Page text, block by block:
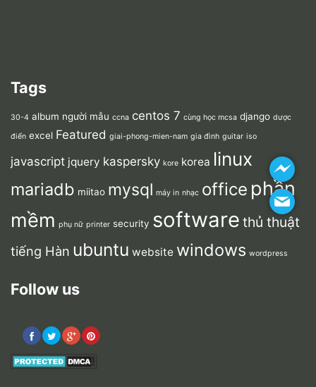
Tags
30-4 album người mẫu ccna centos 7 cùng học mcsa django dược
điển excel Featured giai-phong-mien-nam gia đình guitar iso
javascript jquery kaspersky kore korea linux
mariadb miitao mysql máy in nhạc office phần
mềm phụ nữ printer security software thủ thuật
tiếng Hàn ubuntu website windows wordpress
Follow us